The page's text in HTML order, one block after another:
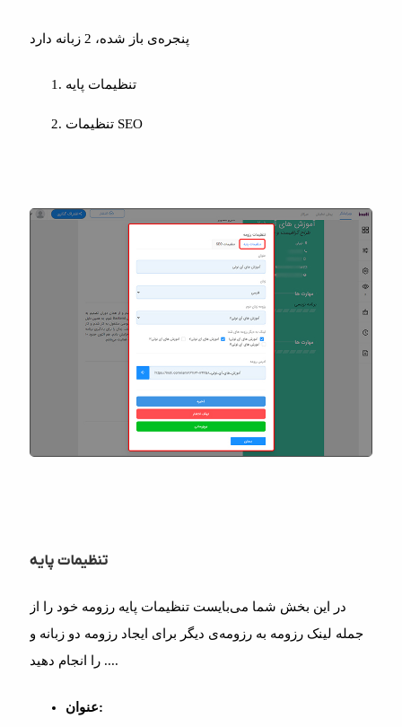
پنجره‌ی باز شده، 2 زبانه دارد
تنظیمات پایه
تنظیمات SEO
تنظیمات پایه
در این بخش شما می‌بایست تنظیمات پایه رزومه خود را از
جمله لینک رزومه به رزومه‌ی دیگر برای ایجاد رزومه دو زبانه و
... را انجام دهید.
عنوان: